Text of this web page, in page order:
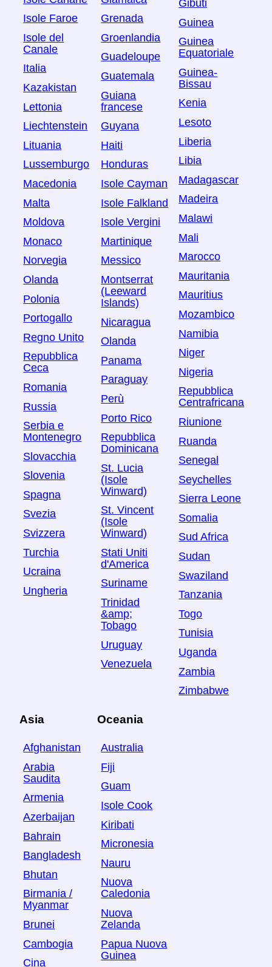
Isole Faroe
Isole del
Canale
Italia
Kazakistan
Lettonia
Liechtenstein
Lituania
Lussemburgo
Macedonia
Malta
Moldova
Monaco
Norvegia
Olanda
Polonia
Portogallo
Regno Unito
Repubblica
Ceca
Romania
Russia
Serbia e
Montenegro
Slovacchia
Slovenia
Spagna
Svezia
Svizzera
Turchia
Ucraina
Ungheria
Grenada
Groenlandia
Guadeloupe
Guatemala
Guiana
francese
Guyana
Haiti
Honduras
Isole Cayman
Isole Falkland
Isole Vergini
Martinique
Messico
Montserrat
(Leeward
Islands)
Nicaragua
Olanda
Panama
Paraguay
Perù
Porto Rico
Repubblica
Dominicana
St. Lucia
(Isole
Winward)
St. Vincent
(Isole
Winward)
Stati Uniti
d'America
Suriname
Trinidad
&amp;
Tobago
Uruguay
Venezuela
Gibuti
Guinea
Guinea
Equatoriale
Guinea-
Bissau
Kenia
Lesoto
Liberia
Libia
Madagascar
Madeira
Malawi
Mali
Marocco
Mauritania
Mauritius
Mozambico
Namibia
Niger
Nigeria
Repubblica
Centrafricana
Riunione
Ruanda
Senegal
Seychelles
Sierra Leone
Somalia
Sud Africa
Sudan
Swaziland
Tanzania
Togo
Tunisia
Uganda
Zambia
Zimbabwe
Asia
Afghanistan
Arabia
Saudita
Armenia
Azerbaijan
Bahrain
Bangladesh
Bhutan
Birmania /
Myanmar
Brunei
Cambogia
Cina
Oceania
Australia
Fiji
Guam
Isole Cook
Kiribati
Micronesia
Nauru
Nuova
Caledonia
Nuova
Zelanda
Papua Nuova
Guinea